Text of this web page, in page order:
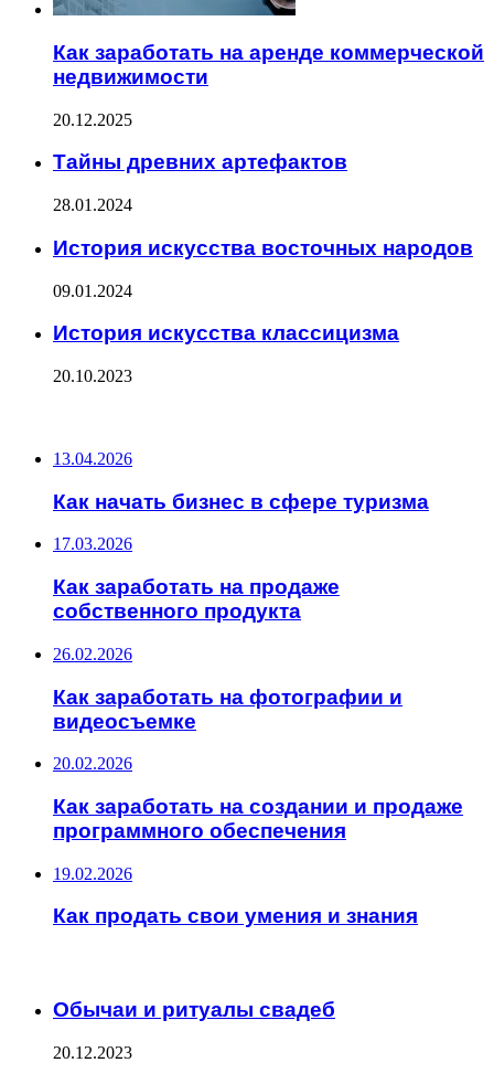
Как заработать на аренде коммерческой
недвижимости
20.12.2025
Тайны древних артефактов
28.01.2024
История искусства восточных народов
09.01.2024
История искусства классицизма
20.10.2023
13.04.2026
Как начать бизнес в сфере туризма
17.03.2026
Как заработать на продаже
собственного продукта
26.02.2026
Как заработать на фотографии и
видеосъемке
20.02.2026
Как заработать на создании и продаже
программного обеспечения
19.02.2026
Как продать свои умения и знания
Обычаи и ритуалы свадеб
20.12.2023